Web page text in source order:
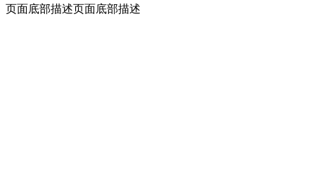
页面底部描述页面底部描述